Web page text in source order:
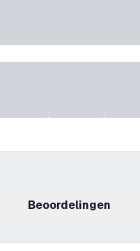
beoordelingen